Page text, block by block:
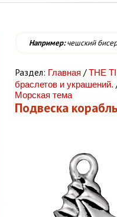
Например:чешский бисер
Раздел: Главная /THE
браслетов и украшений.
Морская тема
Подвеска